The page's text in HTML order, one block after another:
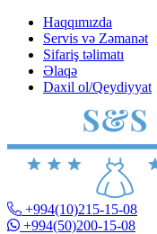
Haqqımızda
Servis və Zəmanət
Sifariş təlimatı
Əlaqə
Daxil ol/Qeydiyyat
+994(10)215-15-08
+994(50)200-15-08